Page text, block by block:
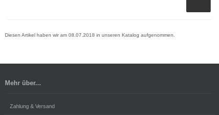
Diesen Artikel haben wir am 08.07.2018 in unseren Katalog aufgenommen.
Mehr über...
Zahlung & Versand